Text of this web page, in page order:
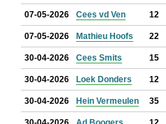
07-05-2026 Cees vd Ven 12
07-05-2026 Mathieu Hoofs 22
30-04-2026 Cees Smits 15
30-04-2026 Loek Donders 12
30-04-2026 Hein Vermeulen 35